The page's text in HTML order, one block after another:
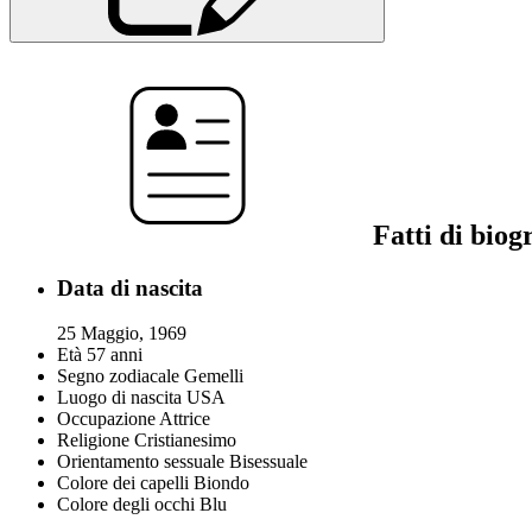
Fatti di
Data di nascita
25 Maggio, 1969
Età 57 anni
Segno zodiacale Gemelli
Luogo di nascita USA
OccupazioneAttrice
Religione Cristianesimo
Orientamento sessuale Bisessuale
Colore dei capelli Biondo
Colore degli occhi Blu